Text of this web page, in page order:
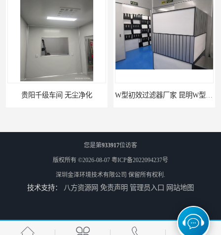
贵阳千级车间 无尘净化
W型初效过滤器 西宁无隔板中效过滤器供应 金泽 W型初效过滤器厂 广州无隔板中效过滤器厂家 金泽
您是第933917位访客
版权所有 ©2026-08-07 粤ICP备2022094237号
深圳金泽环境技术有限公司 保留所有权利.
技术支持： 八方资源网 免责声明 管理员入口 网站地图